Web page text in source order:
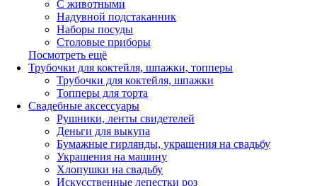
С животными
Надувной подстаканник
Наборы посуды
Столовые приборы
Посмотреть ещё
Трубочки для коктейля, шпажки, топперы
Трубочки для коктейля, шпажки
Топперы для торта
Свадебные аксессуары
Рушники, ленты свидетелей
Деньги для выкупа
Бумажные гирлянды, украшения на свадьбу
Украшения на машину
Хлопушки на свадьбу
Искусственные лепестки роз